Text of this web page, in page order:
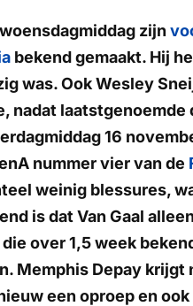
zijn
bekend gemaakt. Hij
was. Ook Wesley
nadat
16
nummer vier van de
weinig blessures,
is dat Van Gaal
over 1,5 week
Memphis Depay
een oproep en